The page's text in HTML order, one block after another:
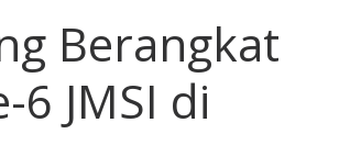
Berangkat
6 JMSI di